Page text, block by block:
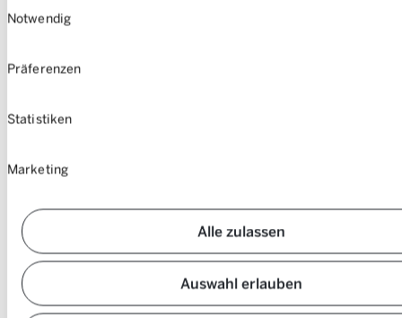
Notwendig
Präferenzen
Statistiken
Marketing
Alle zulassen
Auswahl erlauben